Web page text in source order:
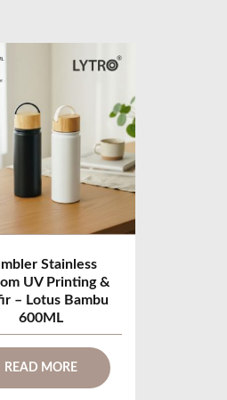
Stainless
UV Printing &
– Lotus Bambu
600ML
READ MORE